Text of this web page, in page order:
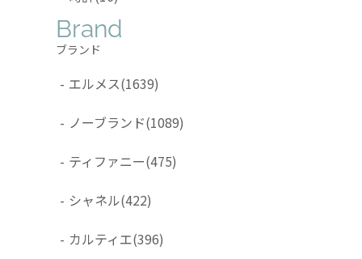
Brand
ブランド
- エルメス(1639)
- ノーブランド(1089)
- ティファニー(475)
- シャネル(422)
- カルティエ(396)